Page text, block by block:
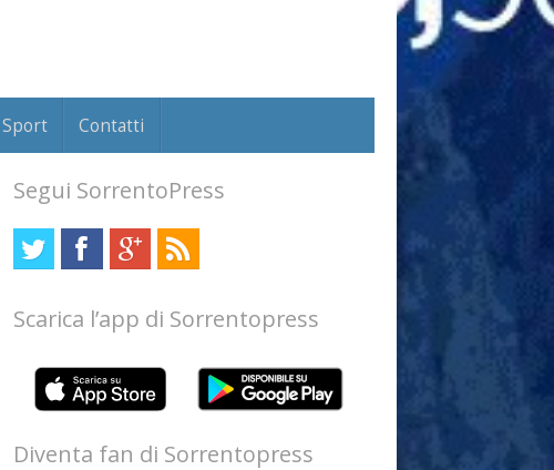
Sport Contatti
Segui SorrentoPress
Scarica l’app di Sorrentopress
Diventa fan di Sorrentopress